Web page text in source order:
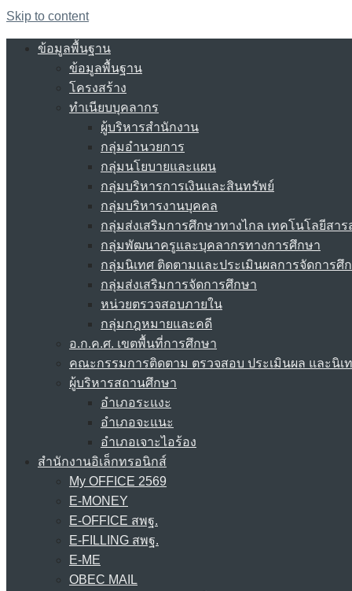
Skip to content
ข้อมูลพื้นฐาน
ข้อมูลพื้นฐาน
โครงสร้าง
ทำเนียบบุคลากร
ผู้บริหารสำนักงาน
กลุ่มอำนวยการ
กลุ่มนโยบายและแผน
กลุ่มบริหารการเงินและสินทรัพย์
กลุ่มบริหารงานบุคคล
กลุ่มส่งเสริมการศึกษาทางไกล เทคโนโลยีสา
กลุ่มพัฒนาครูและบุคลากรทางการศึกษา
กลุ่มนิเทศ ติดตามและประเมินผลการจัดการศึ
กลุ่มส่งเสริมการจัดการศึกษา
หน่วยตรวจสอบภายใน
กลุ่มกฎหมายและคดี
อ.ก.ค.ศ. เขตพื้นที่การศึกษา
คณะกรรมการติดตาม ตรวจสอบ ประเมินผล และนิเ
ผู้บริหารสถานศึกษา
อำเภอระแงะ
อำเภอจะแนะ
อำเภอเจาะไอร้อง
สำนักงานอิเล็กทรอนิกส์
My OFFICE 2569
E-MONEY
E-OFFICE สพฐ.
E-FILLING สพฐ.
E-ME
OBEC MAIL